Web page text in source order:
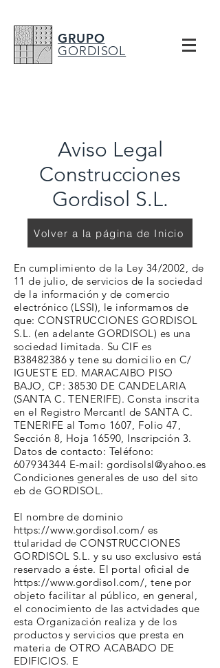
GRUPO
GORDISOL
Aviso Legal
Construcciones
Gordisol S.L.
Volver a la página de Inicio
En cumplimiento de la Ley 34/2002, de
11 de julio, de servicios de la sociedad
de la información y de comercio
electrónico (LSSI), le informamos de
que: CONSTRUCCIONES GORDISOL
S.L. (en adelante GORDISOL) es una
sociedad limitada. Su CIF es
B38482386 y tene su domicilio en C/
IGUESTE ED. MARACAIBO PISO
BAJO, CP: 38530 DE CANDELARIA
(SANTA C. TENERIFE). Consta inscrita
en el Registro Mercantl de SANTA C.
TENERIFE al Tomo 1607, Folio 47,
Sección 8, Hoja 16590, Inscripción 3.
Datos de contacto: Teléfono:
607934344 E-mail: gordisolsl@yahoo.es
Condiciones generales de uso del sito
eb de GORDISOL.
El nombre de dominio
https://www.gordisol.com/ es
ttularidad de CONSTRUCCIONES
GORDISOL S.L. y su uso exclusivo está
reservado a éste. El portal oficial de
https://www.gordisol.com/, tene por
objeto facilitar al público, en general,
el conocimiento de las actvidades que
esta Organización realiza y de los
productos y servicios que presta en
materia de OTRO ACABADO DE
EDIFICIOS. E